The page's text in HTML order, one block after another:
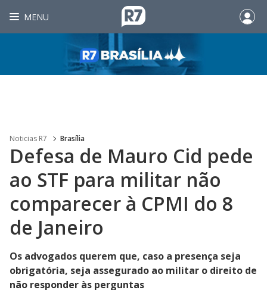
MENU
Noticias R7 Brasília
Defesa de Mauro Cid pede
ao STF para militar não
comparecer à CPMI do 8
de Janeiro
Os advogados querem que, caso a presença seja
obrigatória, seja assegurado ao militar o direito de
não responder às perguntas